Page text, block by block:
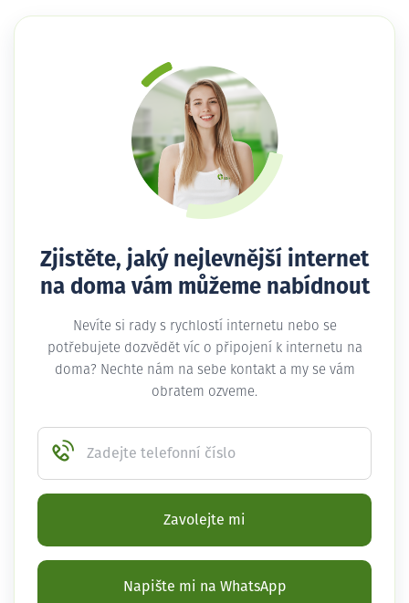
Zjistěte, jaký nejlevnější internet
na doma vám můžeme nabídnout
Nevíte si rady s rychlostí internetu nebo se
potřebujete dozvědět víc o připojení k internetu na
doma? Nechte nám na sebe kontakt a my se vám
obratem ozveme.
Zadejte telefonní číslo
Zavolejte mi
Napište mi na WhatsApp